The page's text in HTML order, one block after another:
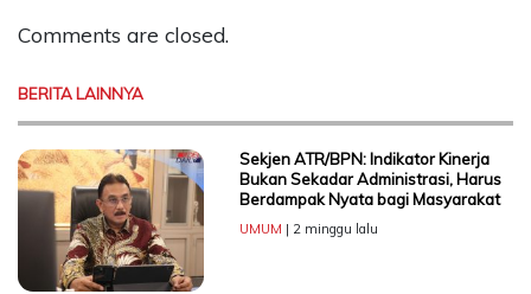
Comments are closed.
BERITA LAINNYA
Sekjen ATR/BPN: Indikator Kinerja
Bukan Sekadar Administrasi, Harus
Berdampak Nyata bagi Masyarakat
UMUM | 2 minggu lalu